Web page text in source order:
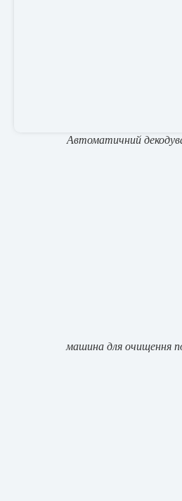
Автоматичний
машина для очищення